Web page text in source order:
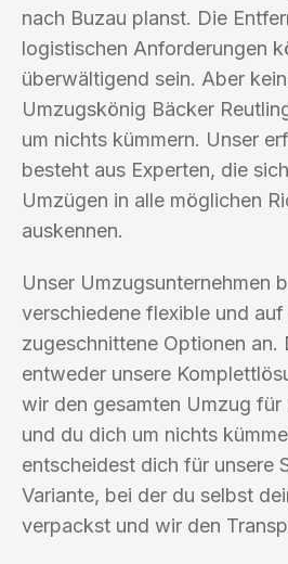
nach Buzau planst. Die
logistischen Anforderungen
überwältigend sein. Aber
Umzugskönig Bäcker
um nichts kümmern. Unser
besteht aus Experten, die
Umzügen in alle möglichen
auskennen.
Unser Umzugsunternehmen
verschiedene flexible und
zugeschnittene Optionen an.
entweder unsere
wir den gesamten Umzug für
und du dich um nichts
entscheidest dich für unsere
Variante, bei der du selbst
verpackst und wir den